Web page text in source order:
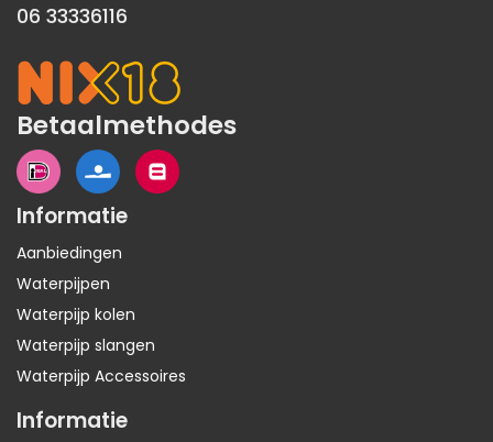
06 33336116
Betaalmethodes
Informatie
Aanbiedingen
Waterpijpen
Waterpijp kolen
Waterpijp slangen
Waterpijp Accessoires
Informatie